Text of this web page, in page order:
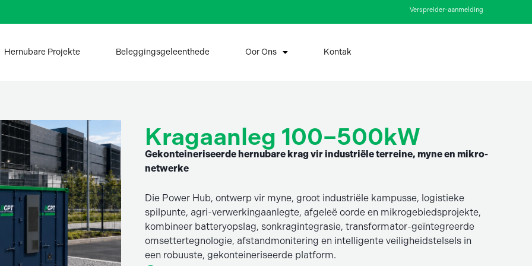
Verspreider-aanmelding
Hernubare Projekte Beleggingsgeleenthede Oor Ons Kontak
Kragaanleg 100–500kW
Gekonteineriseerde hernubare krag vir industriële terreine, myne en mikro-
netwerke
Die Power Hub, ontwerp vir myne, groot industriële kampusse, logistieke
spilpunte, agri-verwerkingaanlegte, afgeleë oorde en mikrogebiedsprojekte,
kombineer batteryopslag, sonkragintegrasie, transformator-geïntegreerde
omsettertegnologie, afstandmonitering en intelligente veiligheidstelsels in
een robuuste, gekonteineriseerde platform.